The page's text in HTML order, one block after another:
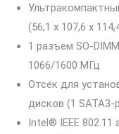
(56,1 x 107,6 x
1 разъем SO-
1066/1600 МГц
Отсек для
дисков (1
Intel® IEEE 802.11